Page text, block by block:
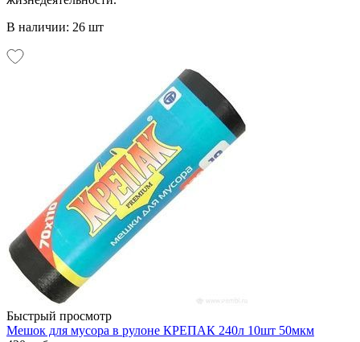
В наличии: 26 шт
Быстрый просмотр
Мешок для мусора в рулоне КРЕПАК 240л 10шт 50мкм